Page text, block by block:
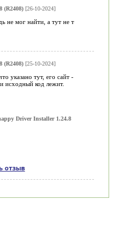
(R2408)[26-10-2024]
не мог найти, а тут не т
(R2408)[25-10-2024]
указано тут, его сайт -
исходный код лежит.
Driver Installer 1.24.8
отзыв